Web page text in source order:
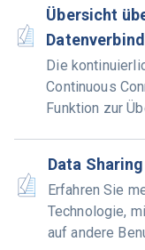
Übersicht
Die
Continuous
Funktion zur
Data
Erfahren Sie
Technologie,
auf andere